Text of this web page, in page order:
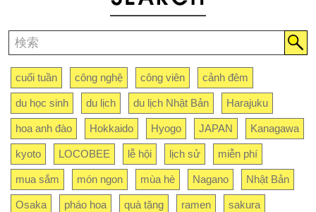
cuối tuần công nghệ công viên cảnh đêm
du học sinh du lịch du lịch Nhật Bản Harajuku
hoa anh đào Hokkaido Hyogo JAPAN Kanagawa
kyoto LOCOBEE lễ hội lịch sử miễn phí
mua sắm món ngon mùa hè Nagano Nhật Bản
Osaka pháo hoa quà tặng ramen sakura